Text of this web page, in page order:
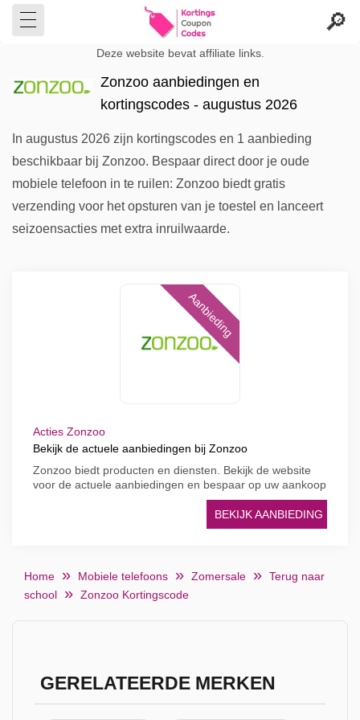
Deze website bevat affiliate links.
Zonzoo aanbiedingen en
kortingscodes - augustus 2026
In augustus 2026 zijn kortingscodes en 1 aanbieding
beschikbaar bij Zonzoo. Bespaar direct door je oude
mobiele telefoon in te ruilen: Zonzoo biedt gratis
verzending voor het opsturen van je toestel en lanceert
seizoensacties met extra inruilwaarde.
Aanbieding
Acties Zonzoo
Bekijk de actuele aanbiedingen bij Zonzoo
Zonzoo biedt producten en diensten. Bekijk de website
voor de actuele aanbiedingen en bespaar op uw aankoop
BEKIJK AANBIEDING
Home Mobiele telefoons Zomersale
Terug naar
school
Zonzoo Kortingscode
GERELATEERDE MERKEN